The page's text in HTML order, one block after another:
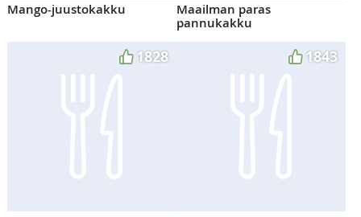
Mango-juustokakku
Maailman paras
pannukakku
1828 1843